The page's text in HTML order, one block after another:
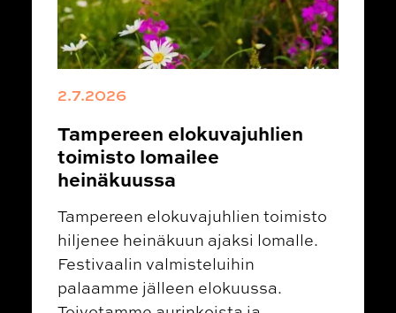
2.7.2026
Tampereen elokuvajuhlien
toimisto lomailee
heinäkuussa
Tampereen elokuvajuhlien toimisto
hiljenee heinäkuun ajaksi lomalle.
Festivaalin valmisteluihin
palaamme jälleen elokuussa.